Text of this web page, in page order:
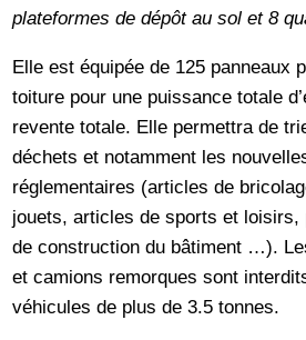
plateformes de dépôt au sol et 8
Elle est équipée de 125 panneaux
toiture pour une puissance totale
revente totale. Elle permettra de
déchets et notamment les
réglementaires (articles de
jouets, articles de sports et loisirs,
de construction du bâtiment …).
et camions remorques sont
véhicules de plus de 3.5 tonnes.